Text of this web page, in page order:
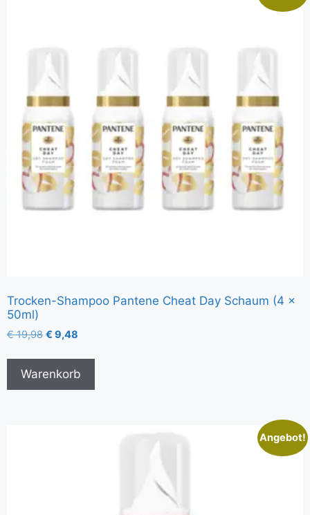
Trocken-Shampoo Pantene Cheat Day Schaum (4 x
50ml)
€19,98 € 9,48
Warenkorb
Angebot!